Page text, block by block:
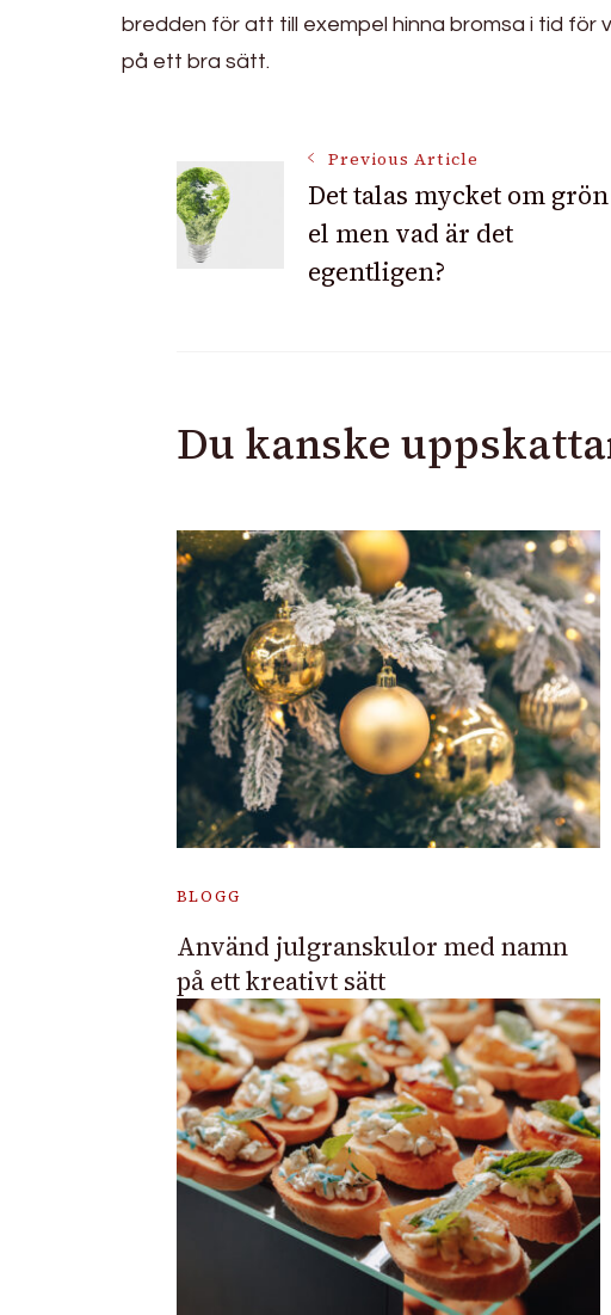
bredden för att till exempel hinna bromsa i tid för
på ett bra sätt.
Post
Navigation
Previous Article
Det talas mycket om grön
el men vad är det
egentligen?
Du kanske
BLOGG
Använd julgranskulor med namn
på ett kreativt sätt